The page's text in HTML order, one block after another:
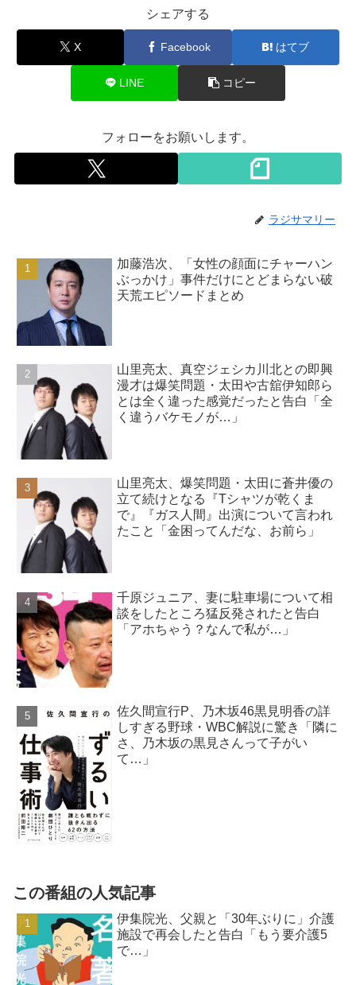
シェアする
X Facebook はてブ
LINE コピー
フォローをお願いします。
ラジサマリー
加藤浩次、「女性の顔面にチャーハン
ぶっかけ」事件だけにとどまらない破
天荒エピソードまとめ
山里亮太、真空ジェシカ川北との即興
漫才は爆笑問題・太田や古舘伊知郎ら
とは全く違った感覚だったと告白「全
く違うバケモノが…」
山里亮太、爆笑問題・太田に蒼井優の
立て続けとなる『Tシャツが乾くま
で』『ガス人間』出演について言われ
たこと「金困ってんだな、お前ら」
千原ジュニア、妻に駐車場について相
談をしたところ猛反発されたと告白
「アホちゃう？なんで私が…」
佐久間宣行P、乃木坂46黒見明香の詳
しすぎる野球・WBC解説に驚き「隣に
さ、乃木坂の黒見さんって子がい
て…」
この番組の人気記事
伊集院光、父親と「30年ぶりに」介護
施設で再会したと告白「もう要介護5
で…」